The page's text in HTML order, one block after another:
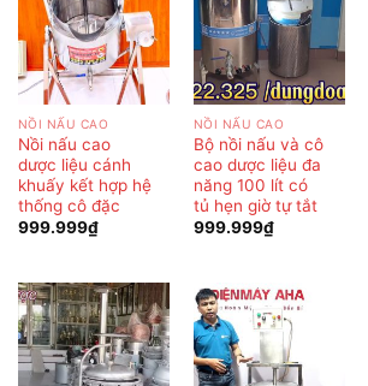
NỒI NẤU CAO
Nồi nấu cao
dược liệu cánh
khuấy kết hợp hệ
thống cô đặc
999.999₫
NỒI NẤU CAO
Bộ nồi nấu và cô
cao dược liệu đa
năng 100 lít có
tủ hẹn giờ tự tắt
999.999₫